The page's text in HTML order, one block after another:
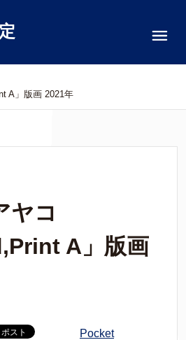
A」版画 2021年
ヤコ
A」版画
Pocket